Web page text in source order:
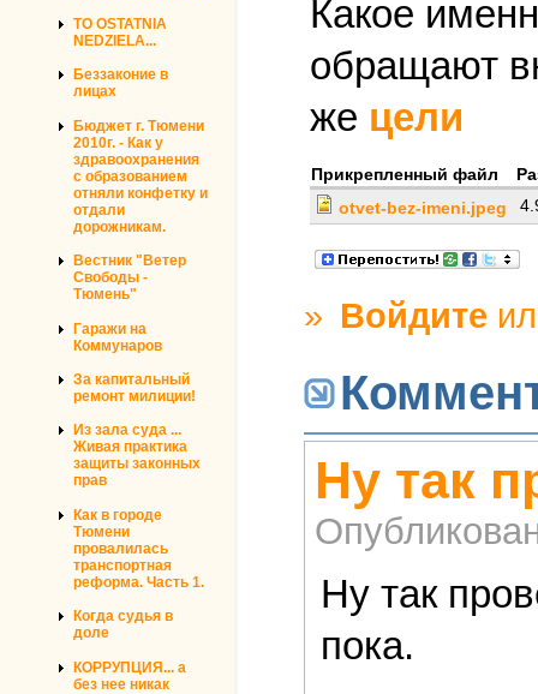
TO OSTATNIA
NEDZIELA...
Беззаконие в
лицах
Бюджет г. Тюмени
2010г. - Как у
здравоохранения
с образованием
отняли конфетку и
отдали
дорожникам.
Вестник "Ветер
Свободы -
Тюмень"
Гаражи на
Коммунаров
За капитальный
ремонт милиции!
Из зала суда ...
Живая практика
защиты законных
прав
Как в городе
Тюмени
провалилась
транспортная
реформа. Часть 1.
Когда судья в
доле
КОРРУПЦИЯ... а
без нее никак
Какое
обращают
же цели
Прикрепленный файл
otvet-bez-imeni.jpeg
» Войдите
Ну так
Ну так
пока.